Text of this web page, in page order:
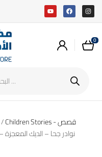
0
/Children Stories - قصص